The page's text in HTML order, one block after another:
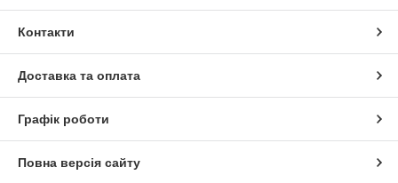
Контакти
Доставка та оплата
Графік роботи
Повна версія сайту